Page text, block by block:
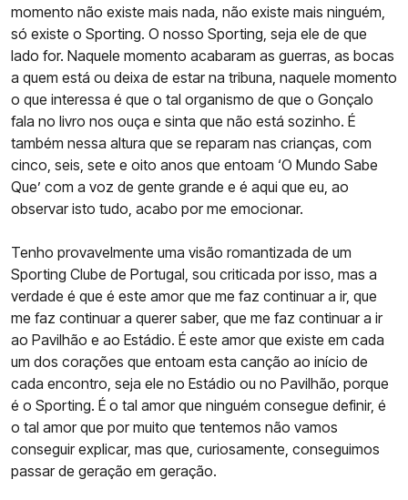
momento não existe mais nada, não existe mais ninguém,
só existe o Sporting. O nosso Sporting, seja ele de que
lado for. Naquele momento acabaram as guerras, as bocas
a quem está ou deixa de estar na tribuna, naquele momento
o que interessa é que o tal organismo de que o Gonçalo
fala no livro nos ouça e sinta que não está sozinho. É
também nessa altura que se reparam nas crianças, com
cinco, seis, sete e oito anos que entoam ‘O Mundo Sabe
Que’ com a voz de gente grande e é aqui que eu, ao
observar isto tudo, acabo por me emocionar.
Tenho provavelmente uma visão romantizada de um
Sporting Clube de Portugal, sou criticada por isso, mas a
verdade é que é este amor que me faz continuar a ir, que
me faz continuar a querer saber, que me faz continuar a ir
ao Pavilhão e ao Estádio. É este amor que existe em cada
um dos corações que entoam esta canção ao início de
cada encontro, seja ele no Estádio ou no Pavilhão, porque
é o Sporting. É o tal amor que ninguém consegue definir, é
o tal amor que por muito que tentemos não vamos
conseguir explicar, mas que, curiosamente, conseguimos
passar de geração em geração.